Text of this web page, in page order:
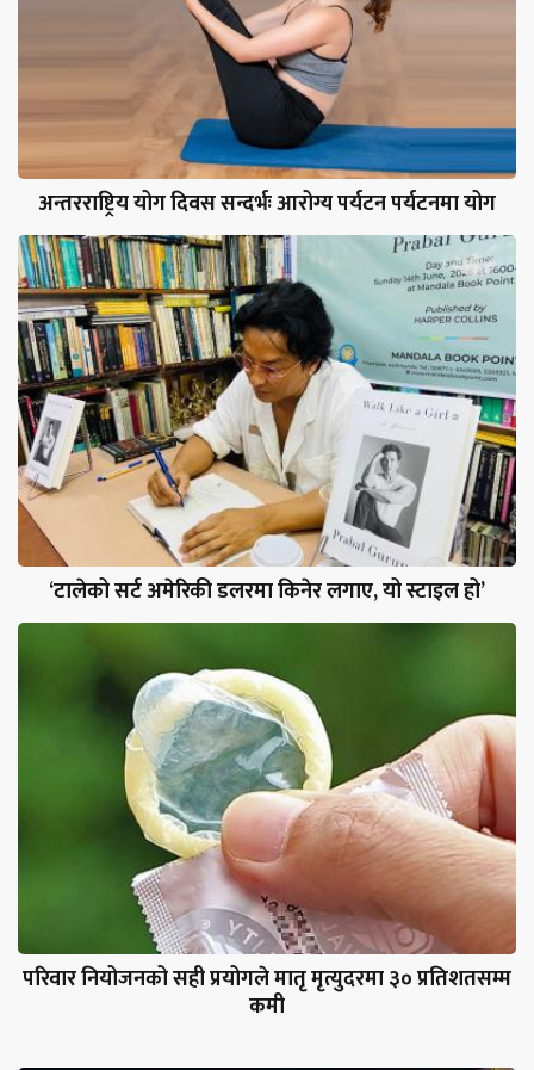
अन्तरराष्ट्रिय योग दिवस सन्दर्भः आरोग्य पर्यटन पर्यटनमा योग
‘टालेको सर्ट अमेरिकी डलरमा किनेर लगाए, यो स्टाइल हो’
परिवार नियोजनको सही प्रयोगले मातृ मृत्युदरमा ३० प्रतिशतसम्म
कमी